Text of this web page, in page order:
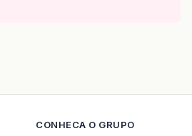
CONHECA O GRUPO